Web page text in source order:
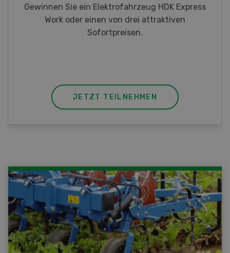
Gewinnen Sie eines von fünf LANDI
Taschenmessern
JETZT TEILNEHMEN